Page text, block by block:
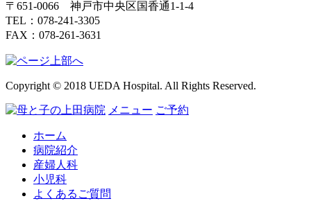
〒651-0066 神戸市中央区国香通1-1-4
TEL：078-241-3305
FAX：078-261-3631
Copyright © 2018 UEDA Hospital. All Rights Reserved.
メニュー ご予約
ホーム
病院紹介
産婦人科
小児科
よくあるご質問